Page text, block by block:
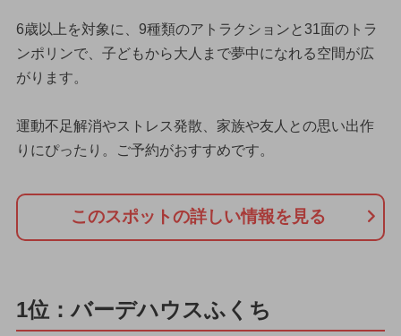
6歳以上を対象に、9種類のアトラクションと31面のトラ
ンポリンで、子どもから大人まで夢中になれる空間が広
がります。
運動不足解消やストレス発散、家族や友人との思い出作
りにぴったり。ご予約がおすすめです。
このスポットの詳しい情報を見る
1位：バーデハウスふくち